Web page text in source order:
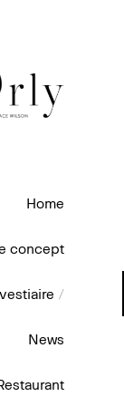
Home
concept
/
News